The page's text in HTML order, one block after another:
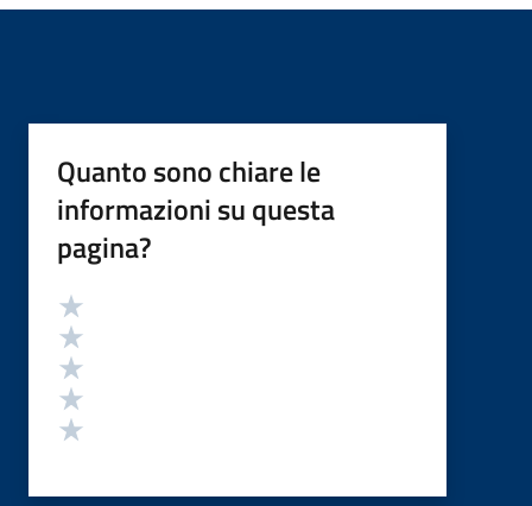
Quanto sono chiare le
informazioni su questa
pagina?
Valutazione